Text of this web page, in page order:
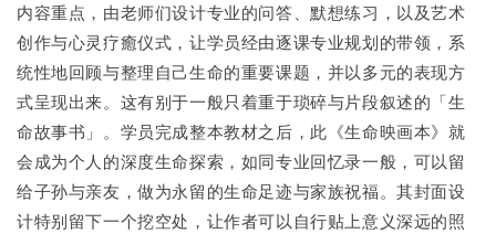
内容重点，由老师们设计专业的问答、默想练习，以及艺术
创作与心灵疗癒仪式，让学员经由逐课专业规划的带领，系
统性地回顾与整理自己生命的重要课题，并以多元的表现方
式呈现出来。这有别于一般只着重于琐碎与片段叙述的「生
命故事书」。学员完成整本教材之后，此《生命映画本》就
会成为个人的深度生命探索，如同专业回忆录一般，可以留
给子孙与亲友，做为永留的生命足迹与家族祝福。其封面设
计特别留下一个挖空处，让作者可以自行贴上意义深远的照